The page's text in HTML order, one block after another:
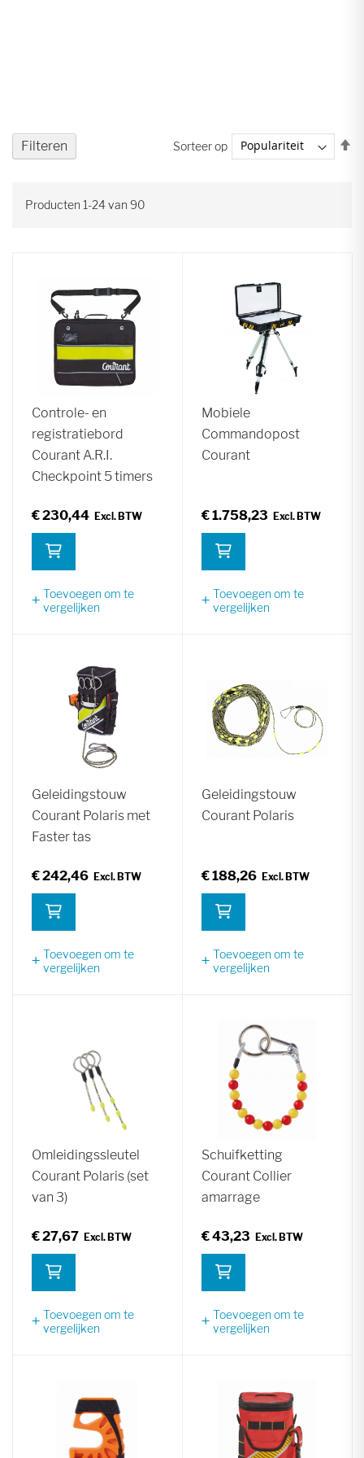
Producten 1-24van 90
Sorteer op
Controle- en
registratiebord
Courant A.R.I.
Checkpoint 5 timers
€ 230,44
Toevoegen om te
vergelijken
Mobiele
Commandopost
Courant
€ 1.758,23
Toevoegen om te
vergelijken
Geleidingstouw
Courant Polaris met
Faster tas
€ 242,46
Toevoegen om te
vergelijken
Geleidingstouw
Courant Polaris
€ 188,26
Toevoegen om te
vergelijken
Omleidingssleutel
Courant Polaris (set
van 3)
€ 27,67
Toevoegen om te
vergelijken
Schuifketting
Courant Collier
amarrage
€ 43,23
Toevoegen om te
vergelijken
Filteren